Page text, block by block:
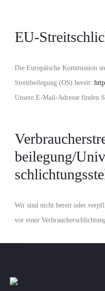
EU-
Die Europäische Kommission
Streitbeilegung (OS) bereit:
Unsere E-Mail-Adresse finden
beilegung/
Wir sind nicht bereit oder
vor einer